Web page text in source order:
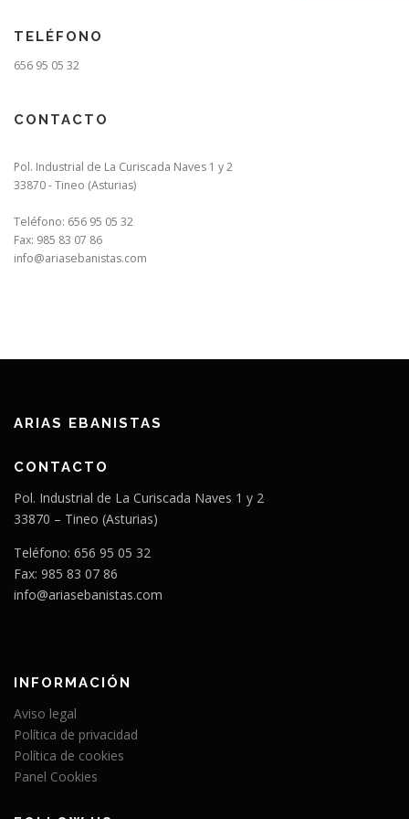
TELÉFONO
656 95 05 32
CONTACTO
Pol. Industrial de La Curiscada Naves 1 y 2
33870 - Tineo (Asturias)
Teléfono: 656 95 05 32
Fax: 985 83 07 86
info@ariasebanistas.com
ARIAS EBANISTAS
CONTACTO
Pol. Industrial de La Curiscada Naves 1 y 2
33870 – Tineo (Asturias)
Teléfono: 656 95 05 32
Fax: 985 83 07 86
info@ariasebanistas.com
INFORMACIÓN
Aviso legal
Política de privacidad
Política de cookies
Panel Cookies